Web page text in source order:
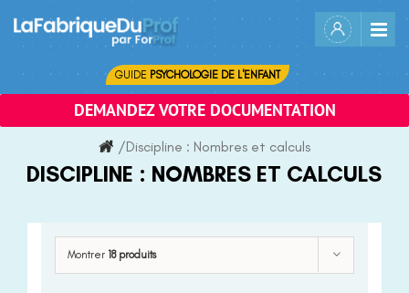
content
GUIDE PSYCHOLOGIE DE L'ENFANT
DEMANDEZ VOTRE DOCUMENTATION
/Discipline : Nombres et calculs
DISCIPLINE : NOMBRES ET CALCULS
Montrer 18 produits